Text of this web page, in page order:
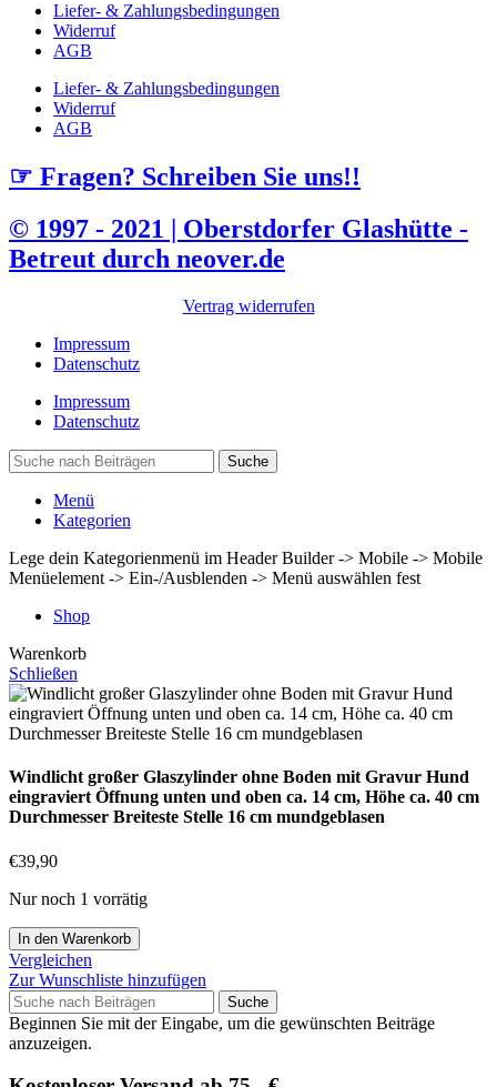
Liefer- & Zahlungsbedingungen
Widerruf
AGB
Liefer- & Zahlungsbedingungen
Widerruf
AGB
☞ Fragen? Schreiben Sie uns!!
© 1997 - 2021 | Oberstdorfer Glashütte -
Betreut durch neover.de
Vertrag widerrufen
Impressum
Datenschutz
Impressum
Datenschutz
Suche
Menü
Kategorien
Lege dein Kategorienmenü im Header Builder -> Mobile -> Mobile
Menüelement -> Ein-/Ausblenden -> Menü auswählen fest
Shop
Warenkorb
Schließen
Windlicht großer Glaszylinder ohne Boden mit Gravur Hund
eingraviert Öffnung unten und oben ca. 14 cm, Höhe ca. 40 cm
Durchmesser Breiteste Stelle 16 cm mundgeblasen
€39,90
Nur noch 1 vorrätig
Windlicht
großer
Glaszylinder
ohne
Boden
mit
Gravur
Hund
In den Warenkorb
Vergleichen
Zur Wunschliste hinzufügen
Suche
Beginnen Sie mit der Eingabe, um die gewünschten Beiträge
anzuzeigen.